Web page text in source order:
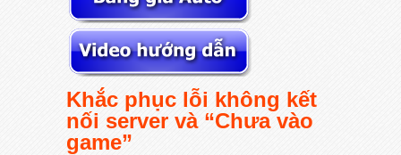
Khắc phục lỗi không kết
nối server và “Chưa vào
game”